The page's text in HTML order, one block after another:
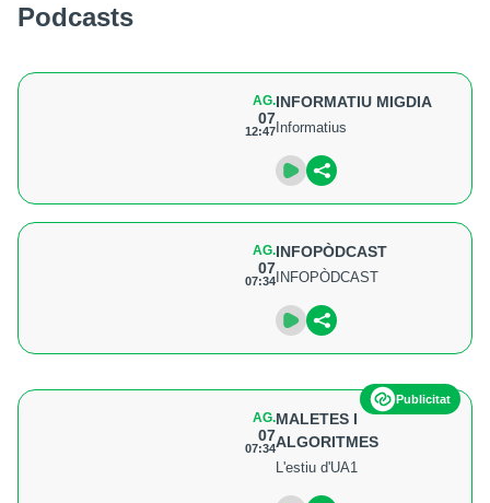
Podcasts
AG.
07
12:47
INFORMATIU MIGDIA
Informatius
AG.
07
07:34
INFOPÒDCAST
INFOPÒDCAST
Publicitat
AG.
07
07:34
MALETES I
ALGORITMES
L'estiu d'UA1